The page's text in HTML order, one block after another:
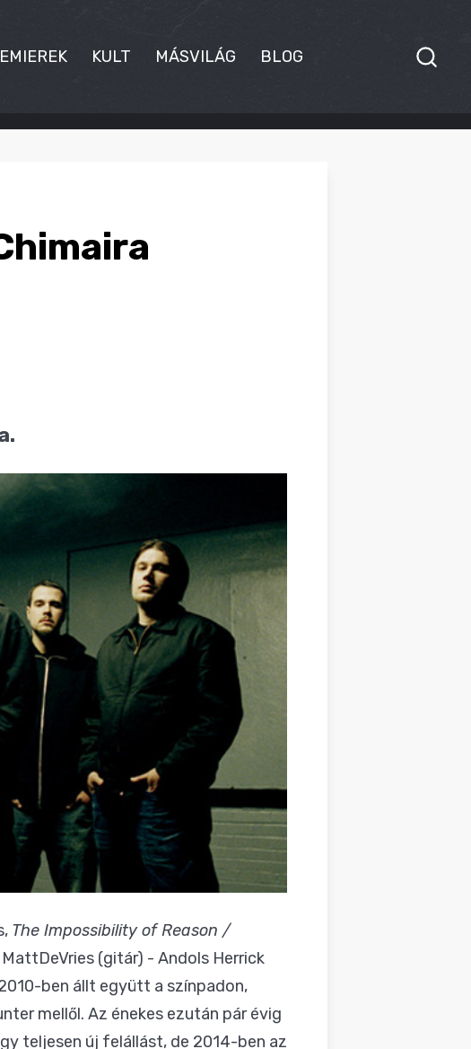
KULT MÁSVILÁG BLOG
The Impossibility of Reason /
(gitár) - Andols Herrick
ben állt együtt a színpadon,
mellől. Az énekes ezután pár évig
teljesen új felállást, de 2014-ben az